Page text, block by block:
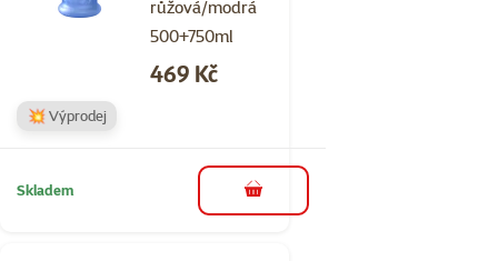
růžová/modrá
500+750ml
Cena
469 Kč
💥 Výprodej
Skladem do košíku